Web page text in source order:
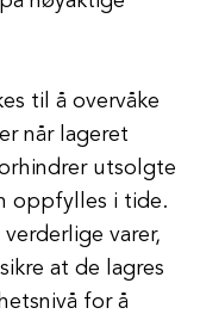
til å overvåke
når lageret
utsolgte
oppfylles i tide.
varer,
at de lagres
for å